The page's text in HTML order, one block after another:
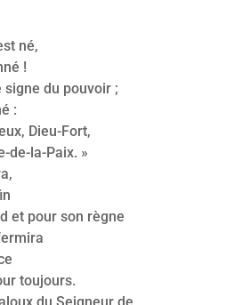
né,
!
du pouvoir ;
:
Dieu-Fort,
de-la-Paix. »
et pour son règne
toujours.
du Seigneur de